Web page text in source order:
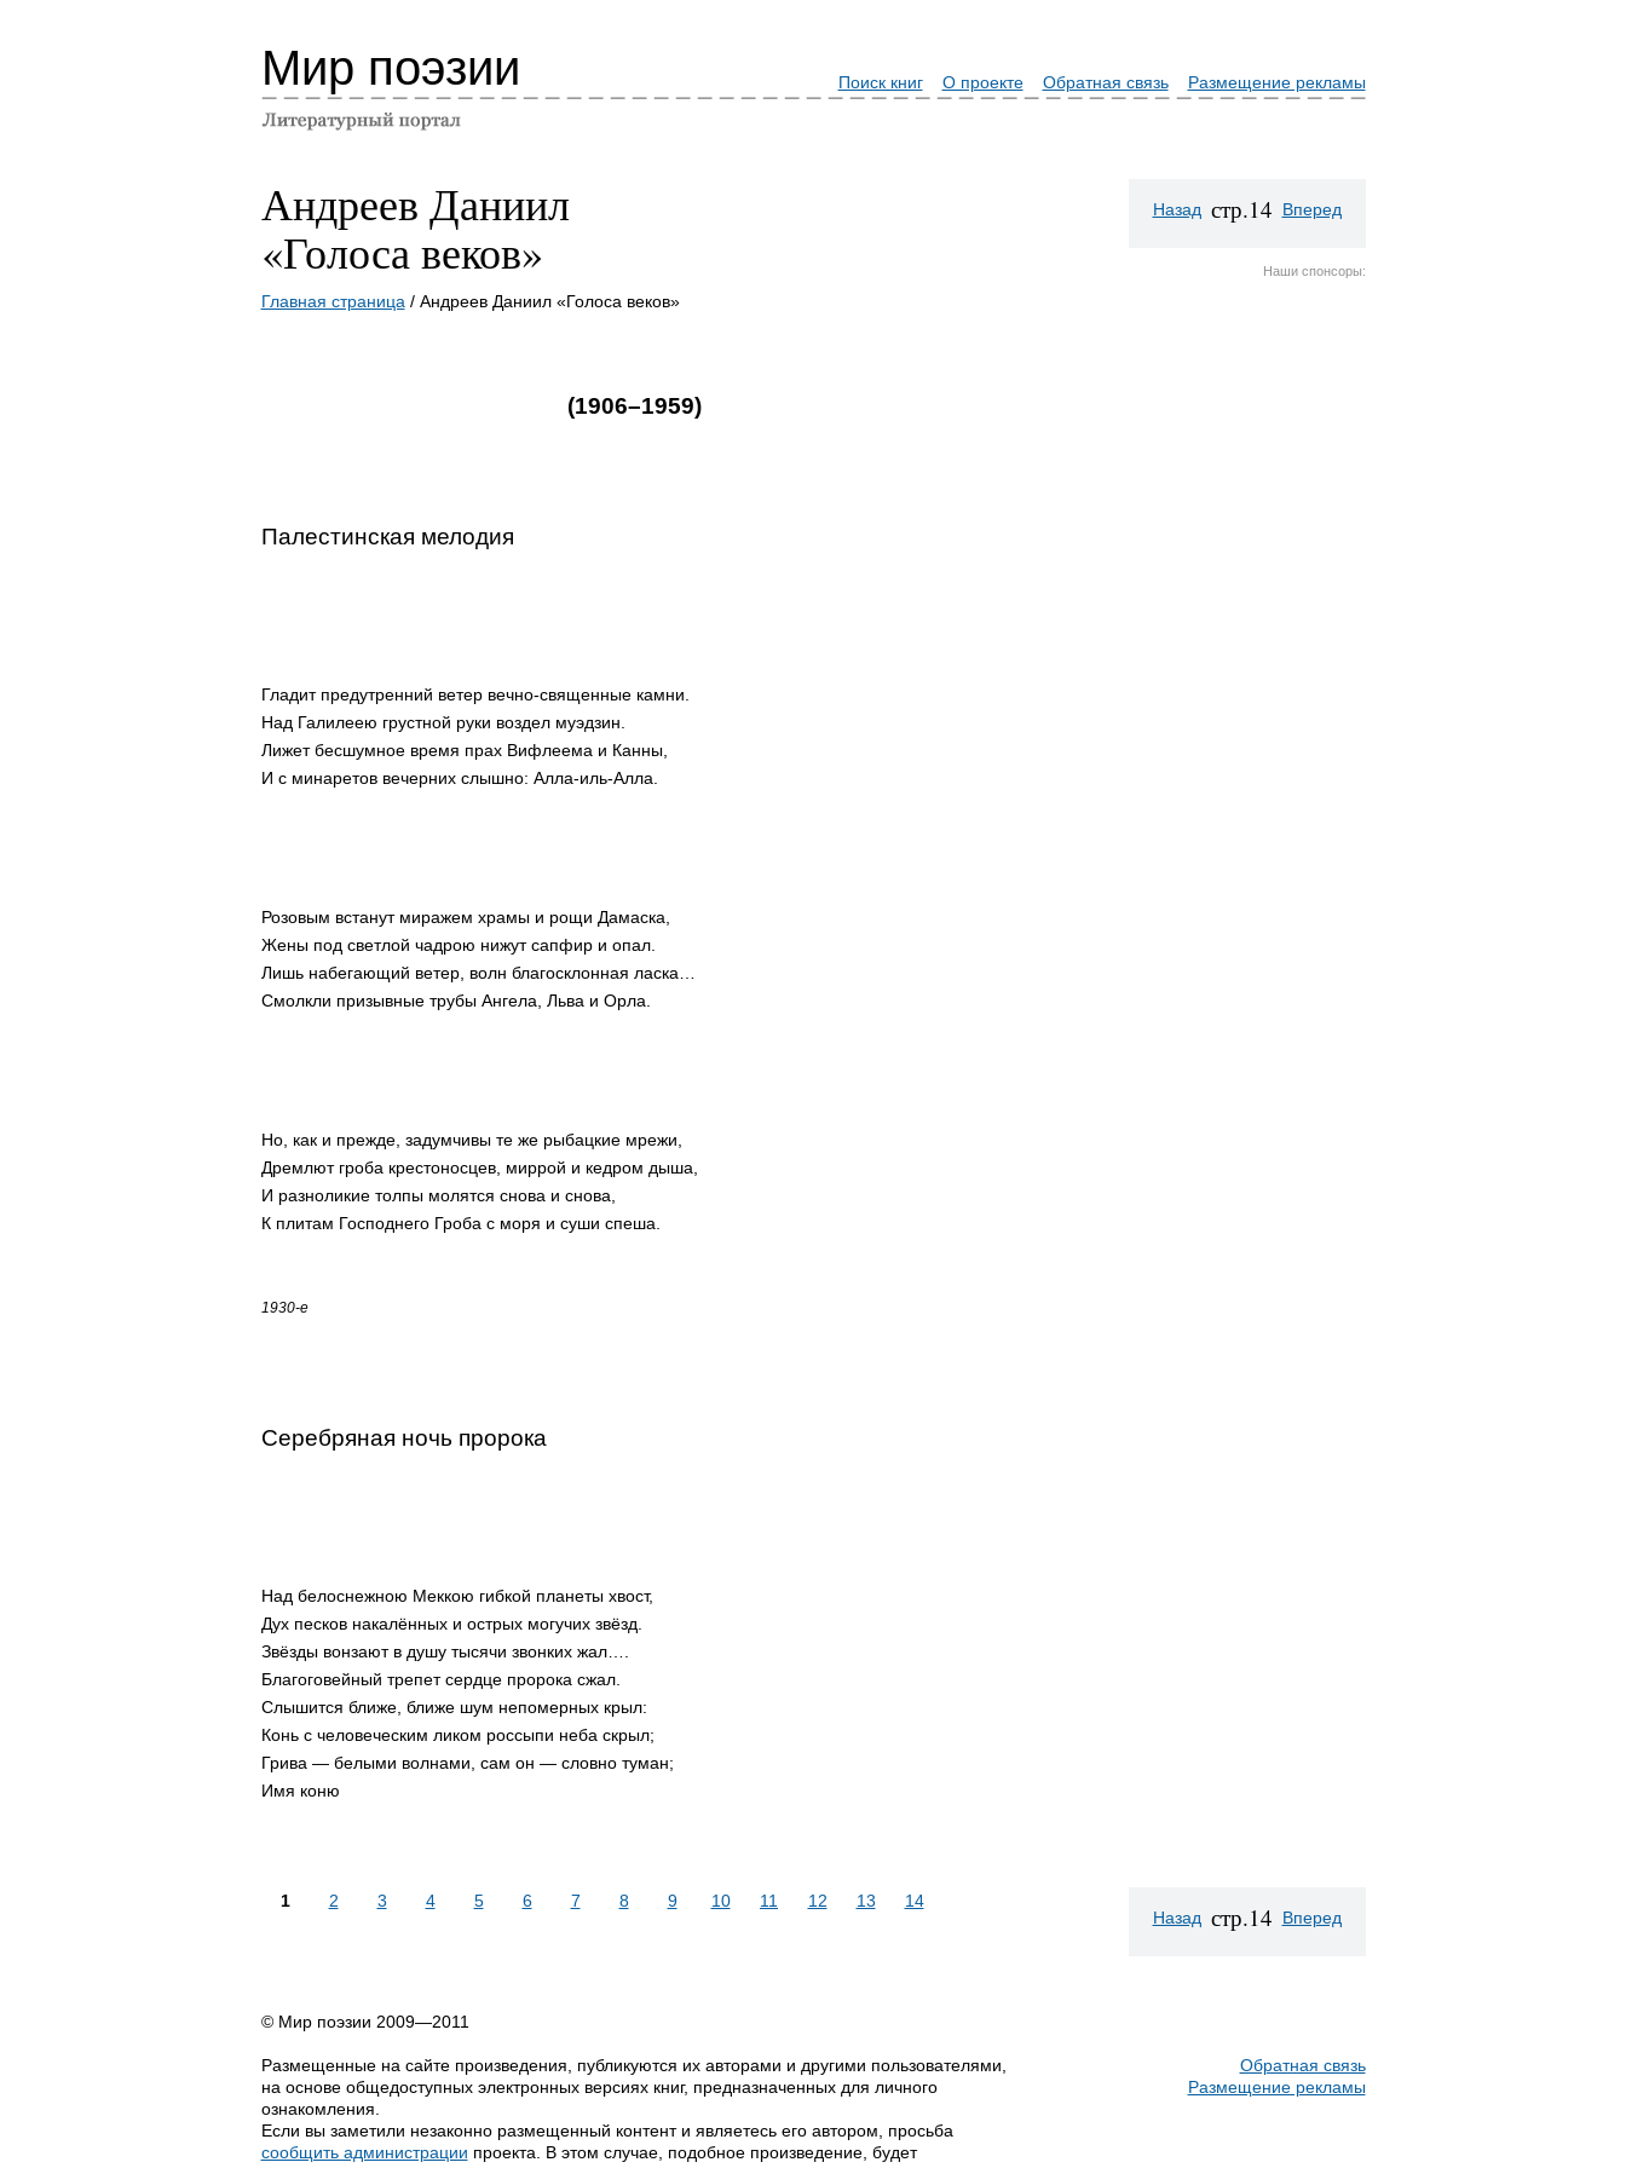
Мир поэзии Поиск книг О проекте Обратная связь Размещение рекламы
Андреев Даниил
«Голоса веков»
Главная страница / Андреев Даниил «Голоса веков»
(1906–1959)
Палестинская мелодия
Гладит предутренний ветер вечно-священные камни.
Над Галилеею грустной руки воздел муэдзин.
Лижет бесшумное время прах Вифлеема и Канны,
И с минаретов вечерних слышно: Алла-иль-Алла.
Розовым встанут миражем храмы и рощи Дамаска,
Жены под светлой чадрою нижут сапфир и опал.
Лишь набегающий ветер, волн благосклонная ласка…
Смолкли призывные трубы Ангела, Льва и Орла.
Но, как и прежде, задумчивы те же рыбацкие мрежи,
Дремлют гроба крестоносцев, миррой и кедром дыша,
И разноликие толпы молятся снова и снова,
К плитам Господнего Гроба с моря и суши спеша.
1930-е
Серебряная ночь пророка
Над белоснежною Меккою гибкой планеты хвост,
Дух песков накалённых и острых могучих звёзд.
Звёзды вонзают в душу тысячи звонких жал….
Благоговейный трепет сердце пророка сжал.
Слышится ближе, ближе шум непомерных крыл:
Конь с человеческим ликом россыпи неба скрыл;
Грива — белыми волнами, сам он — словно туман;
Имя коню
Назад стр.14 Вперед
Наши спонсоры:
1 2 3 4 5 6 7 8 9 10 11 12 13
14
Назад стр.14 Вперед
© Мир поэзии 2009—2011
Размещенные на сайте произведения, публикуются их авторами и другими пользователями,
на основе общедоступных электронных версиях книг, предназначенных для личного
ознакомления.
Если вы заметили незаконно размещенный контент и являетесь его автором, просьба
сообщить администрации проекта. В этом случае, подобное произведение, будет
Обратная связь
Размещение рекламы